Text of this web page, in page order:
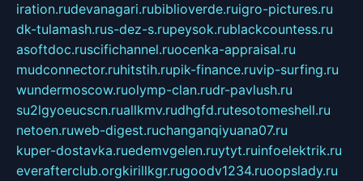
iration.rudevanagari.rubiblioverde.ruigro-pictures.ru
dk-tulamash.rus-dez-s.rupeysok.rublackcountess.ru
asoftdoc.ruscifichannel.ruocenka-appraisal.ru
mudconnector.ruhitstih.rupik-finance.ruvip-surfing.ru
wundermoscow.ruolymp-clan.rudr-pavlush.ru
su2lgyoeucscn.ruallkmv.rudhgfd.rutesotomeshell.ru
netoen.ruweb-digest.ruchanganqiyuana07.ru
kuper-dostavka.ruedemvgelen.ruytyt.ruinfoelektrik.ru
everafterclub.orgkirillkgr.rugoodv1234.ruoopslady.ru